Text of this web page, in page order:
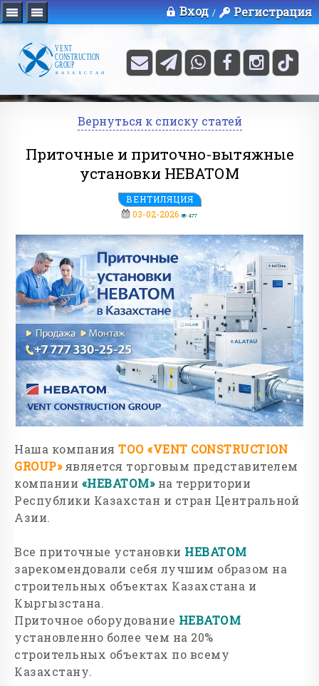
Вход / Регистрация
Вернуться к списку статей
Приточные и приточно-вытяжные
установки НЕВАТОМ
ВЕНТИЛЯЦИЯ
03-02-2026
477
Наша компания ТОО «VENT CONSTRUCTION
GROUP»является торговым представителем
компании «НЕВАТОМ»на территории
Республики Казахстан и стран Центральной
Азии.
Все приточные установки НЕВАТОМ
зарекомендовали себя лучшим образом на
строительных объектах Казахстана и
Кыргызстана.
Приточное оборудование НЕВАТОМ
установленно более чем на 20%
строительных объектах по всему
Казахстану.